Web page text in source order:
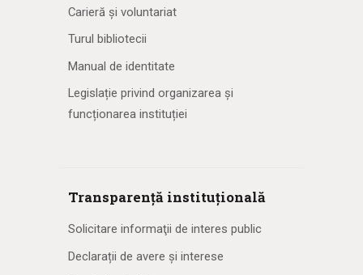
Carieră și voluntariat
Turul bibliotecii
Manual de identitate
Legislație privind organizarea și
funcționarea instituției
Transparență instituțională
Solicitare informaţii de interes public
Declarații de avere și interese